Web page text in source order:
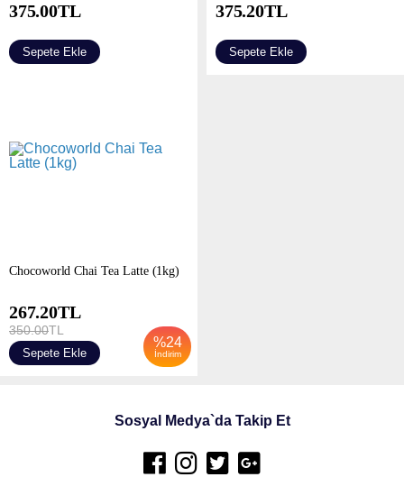
375.00TL
Sepete Ekle
375.20TL
Sepete Ekle
Chocoworld Chai Tea Latte (1kg)
%24
İndirim
267.20TL
350.00TL
Sepete Ekle
Sosyal Medya`da Takip Et